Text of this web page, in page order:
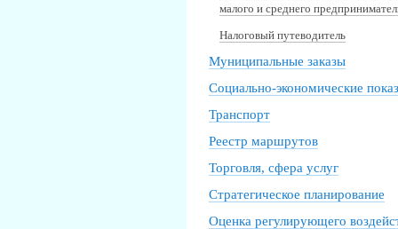
малого и среднего
Налоговый путеводитель
Муниципальные заказы
Социально-экономические
Транспорт
Реестр маршрутов
Торговля, сфера услуг
Стратегическое планирование
Оценка регулирующего